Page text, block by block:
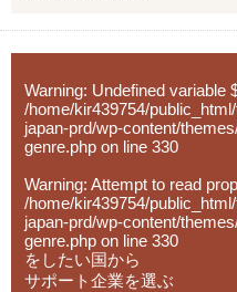
Warning: Undefined variable
/home/kir439754/
japan-prd/wp-content/
genre.php on line 330
Warning: Attempt to read
/home/kir439754/
japan-prd/wp-content/
genre.php on line 330
をしたい国から
サポート企業を選ぶ